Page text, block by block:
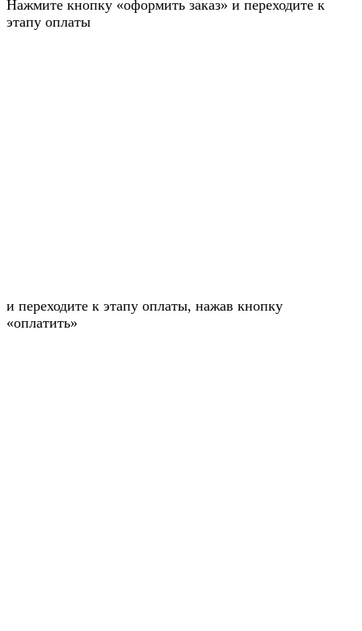
Нажмите кнопку «оформить заказ» и переходите к
этапу оплаты
и переходите к этапу оплаты, нажав кнопку
«оплатить»